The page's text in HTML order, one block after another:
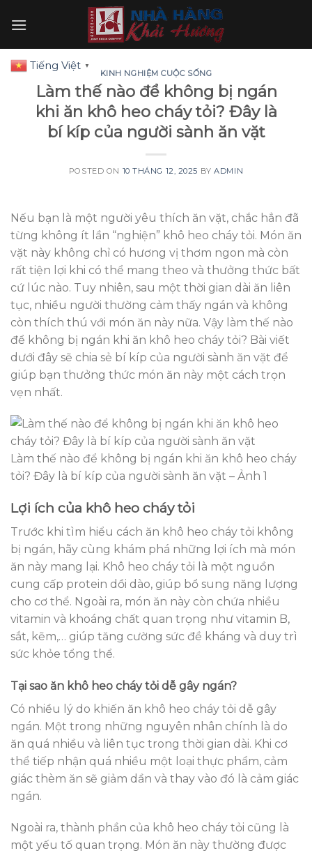
KINH NGHIỆM CUỘC SỐNG
Làm thế nào để không bị ngán
khi ăn khô heo cháy tỏi? Đây là
bí kíp của người sành ăn vặt
POSTED ON 10 THÁNG 12, 2025 BYADMIN
Nếu bạn là một người yêu thích ăn vặt, chắc hẳn đã
từng không ít lần “nghiện” khô heo cháy tỏi. Món ăn
vặt này không chỉ có hương vị thơm ngon mà còn
rất tiện lợi khi có thể mang theo và thưởng thức bất
cứ lúc nào. Tuy nhiên, sau một thời gian dài ăn liên
tục, nhiều người thường cảm thấy ngán và không
còn thích thú với món ăn này nữa. Vậy làm thế nào
để không bị ngán khi ăn khô heo cháy tỏi? Bài viết
dưới đây sẽ chia sẻ bí kíp của người sành ăn vặt để
giúp bạn thưởng thức món ăn này một cách trọn
vẹn nhất.
Làm thế nào để không bị ngán khi ăn khô heo cháy
tỏi? Đây là bí kíp của người sành ăn vặt – Ảnh 1
Lợi ích của khô heo cháy tỏi
Trước khi tìm hiểu cách ăn khô heo cháy tỏi không
bị ngán, hãy cùng khám phá những lợi ích mà món
ăn này mang lại. Khô heo cháy tỏi là một nguồn
cung cấp protein dồi dào, giúp bổ sung năng lượng
cho cơ thể. Ngoài ra, món ăn này còn chứa nhiều
vitamin và khoáng chất quan trọng như vitamin B,
sắt, kẽm,… giúp tăng cường sức đề kháng và duy trì
sức khỏe tổng thể.
Tại sao ăn khô heo cháy tỏi dễ gây ngán?
Có nhiều lý do khiến ăn khô heo cháy tỏi dễ gây
ngán. Một trong những nguyên nhân chính là do
ăn quá nhiều và liên tục trong thời gian dài. Khi cơ
thể tiếp nhận quá nhiều một loại thực phẩm, cảm
giác thèm ăn sẽ giảm dần và thay vào đó là cảm giác
ngán.
Ngoài ra, thành phần của khô heo cháy tỏi cũng là
một yếu tố quan trọng. Món ăn này thường được
Tiếng Việt ▼